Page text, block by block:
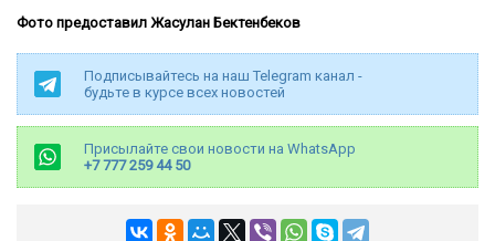
Фото предоставил Жасулан Бектенбеков
Подписывайтесь на наш Telegram канал -
будьте в курсе всех новостей
Присылайте свои новости на WhatsApp
+7 777 259 44 50